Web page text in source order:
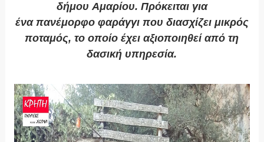
δήμουΑμαρίου. Πρόκειται για
ένα πανέμορφοφαράγγι που διασχίζει μικρός
ποταμός, το οποίο έχει αξιοποιηθεί από τη
δασική υπηρεσία.